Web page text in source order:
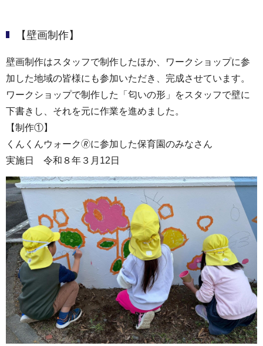
【壁画制作】
壁画制作はスタッフで制作したほか、ワークショップに参
加した地域の皆様にも参加いただき、完成させています。
ワークショップで制作した「匂いの形」をスタッフで壁に
下書きし、それを元に作業を進めました。
【制作①】
くんくんウォーク🄬に参加した保育園のみなさん
実施日 令和８年３月12日